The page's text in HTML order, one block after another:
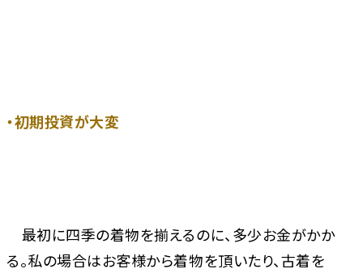
・初期投資が大変
最初に四季の着物を揃えるのに、多少お金がかか
る。私の場合はお客様から着物を頂いたり、古着を